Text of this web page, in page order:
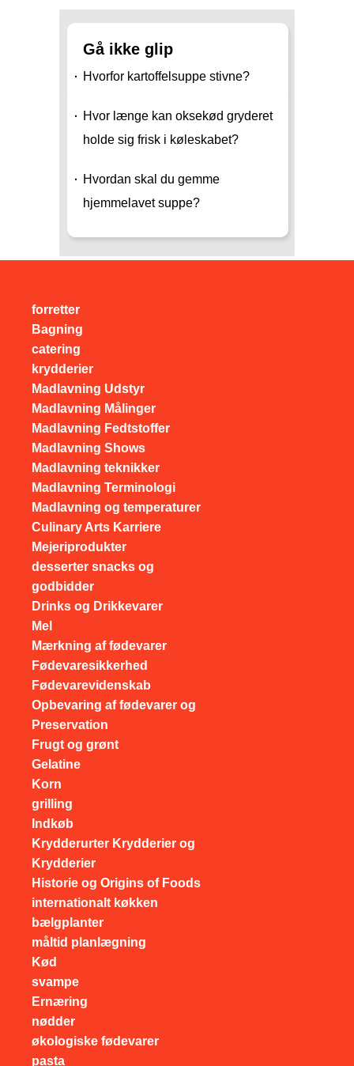
Gå ikke glip
Hvorfor kartoffelsuppe stivne?
Hvor længe kan oksekød gryderet
holde sig frisk i køleskabet?
Hvordan skal du gemme
hjemmelavet suppe?
forretter
Bagning
catering
krydderier
Madlavning Udstyr
Madlavning Målinger
Madlavning Fedtstoffer
Madlavning Shows
Madlavning teknikker
Madlavning Terminologi
Madlavning og temperaturer
Culinary Arts Karriere
Mejeriprodukter
desserter snacks og
godbidder
Drinks og Drikkevarer
Mel
Mærkning af fødevarer
Fødevaresikkerhed
Fødevarevidenskab
Opbevaring af fødevarer og
Preservation
Frugt og grønt
Gelatine
Korn
grilling
Indkøb
Krydderurter Krydderier og
Krydderier
Historie og Origins of Foods
internationalt køkken
bælgplanter
måltid planlægning
Kød
svampe
Ernæring
nødder
økologiske fødevarer
pasta